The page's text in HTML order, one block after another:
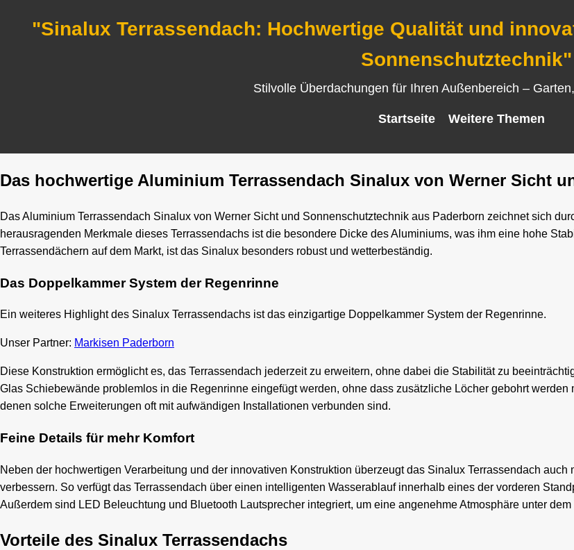
"Sinalux Terrassendach: Hochwertige Qualität und
Sonnenschutztechnik"
Stilvolle Überdachungen für Ihren Außenbereich –
Startseite Weitere Themen
Das hochwertige Aluminium Terrassendach Sinalux von Werner Sicht
Das Aluminium Terrassendach Sinalux von Werner Sicht und Sonnenschutztechnik aus Paderborn zeichnet sich
herausragenden Merkmale dieses Terrassendachs ist die besondere Dicke des Aluminiums, was ihm eine hohe
Terrassendächern auf dem Markt, ist das Sinalux besonders robust und wetterbeständig.
Das Doppelkammer System der Regenrinne
Ein weiteres Highlight des Sinalux Terrassendachs ist das einzigartige Doppelkammer System der Regenrinne.
Unser Partner: Markisen Paderborn
Diese Konstruktion ermöglicht es, das Terrassendach jederzeit zu erweitern, ohne dabei die Stabilität zu
Glas Schiebewände problemlos in die Regenrinne eingefügt werden, ohne dass zusätzliche Löcher gebohrt
denen solche Erweiterungen oft mit aufwändigen Installationen verbunden sind.
Feine Details für mehr Komfort
Neben der hochwertigen Verarbeitung und der innovativen Konstruktion überzeugt das Sinalux Terrassendach
verbessern. So verfügt das Terrassendach über einen intelligenten Wasserablauf innerhalb eines der vorderen
Außerdem sind LED Beleuchtung und Bluetooth Lautsprecher integriert, um eine angenehme Atmosphäre unter
Vorteile des Sinalux Terrassendachs